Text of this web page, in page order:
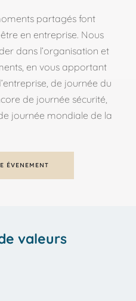
partagés font
en entreprise. Nous
dans l’organisation et
en vous apportant
de journée du
de journée sécurité,
journée mondiale de la
ÉVENEMENT
valeurs